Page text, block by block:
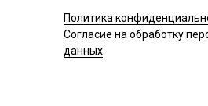
Политика
Согласие на обработку
данных